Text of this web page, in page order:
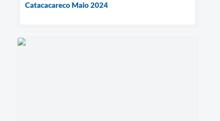
Catacacareco Maio 2024